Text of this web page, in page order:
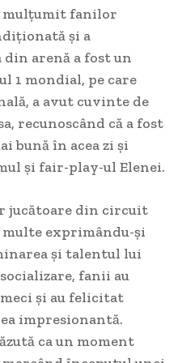
mulțumit fanilor
și a
din arenă a fost un
1 mondial, pe care
a avut cuvinte de
recunoscând că a fost
bună în acea zi și
și fair-play-ul Elenei.
jucătoare din circuit
exprimându-și
și talentul lui
fanii au
și au felicitat
impresionantă.
ca un moment